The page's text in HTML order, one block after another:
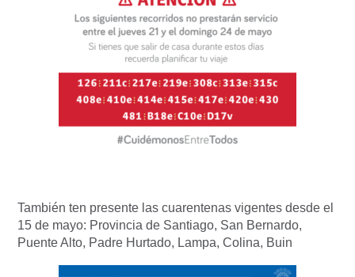
También ten presente las cuarentenas vigentes desde el
15 de mayo: Provincia de Santiago, San Bernardo,
Puente Alto, Padre Hurtado, Lampa, Colina, Buin